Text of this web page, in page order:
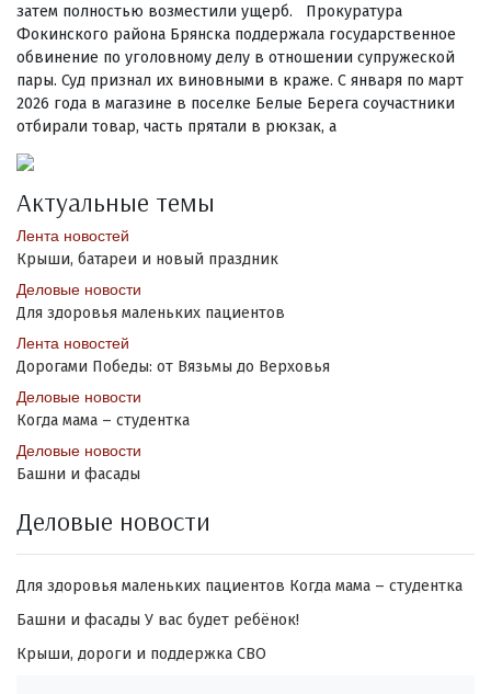
затем полностью возместили ущерб. Прокуратура
Фокинского района Брянска поддержала государственное
обвинение по уголовному делу в отношении супружеской
пары. Суд признал их виновными в краже. С января по март
2026 года в магазине в поселке Белые Берега соучастники
отбирали товар, часть прятали в рюкзак, а
Актуальные темы
Лента новостей
Крыши, батареи и новый праздник
Деловые новости
Для здоровья маленьких пациентов
Лента новостей
Дорогами Победы: от Вязьмы до Верховья
Деловые новости
Когда мама – студентка
Деловые новости
Башни и фасады
Деловые новости
Для здоровья маленьких пациентов Когда мама – студентка
Башни и фасады У вас будет ребёнок!
Крыши, дороги и поддержка СВО